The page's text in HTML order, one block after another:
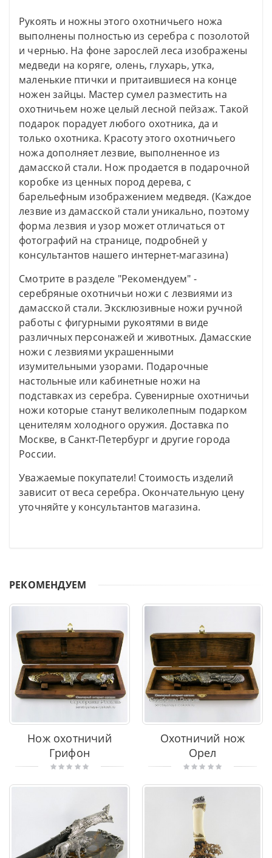
Рукоять и ножны этого охотничьего ножа
выполнены полностью из серебра с позолотой
и чернью. На фоне зарослей леса изображены
медведи на коряге, олень, глухарь, утка,
маленькие птички и притаившиеся на конце
ножен зайцы. Мастер сумел разместить на
охотничьем ноже целый лесной пейзаж. Такой
подарок порадует любого охотника, да и
только охотника. Красоту этого охотничьего
ножа дополняет лезвие, выполненное из
дамасской стали. Нож продается в подарочной
коробке из ценных пород дерева, с
барельефным изображением медведя. (Каждое
лезвие из дамасской стали уникально, поэтому
форма лезвия и узор может отличаться от
фотографий на странице, подробней у
консультантов нашего интернет-магазина)
Смотрите в разделе "Рекомендуем" -
серебряные охотничьи ножи с лезвиями из
дамасской стали. Эксклюзивные ножи ручной
работы с фигурными рукоятями в виде
различных персонажей и животных. Дамасские
ножи с лезвиями украшенными
изумительными узорами. Подарочные
настольные или кабинетные ножи на
подставках из серебра. Сувенирные охотничьи
ножи которые станут великолепным подарком
ценителям холодного оружия. Доставка по
Москве, в Санкт-Петербург и другие города
России.
Уважаемые покупатели! Стоимость изделий
зависит от веса серебра. Окончательную цену
уточняйте у консультантов магазина.
РЕКОМЕНДУЕМ
Нож охотничий
Грифон
Охотничий нож
Орел